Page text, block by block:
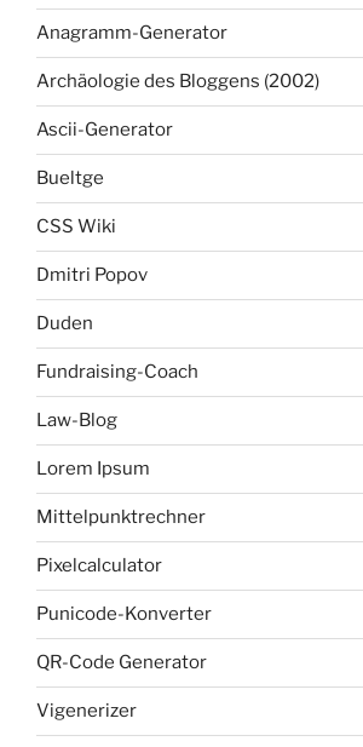
Anagramm-Generator
Archäologie des Bloggens (2002)
Ascii-Generator
Bueltge
CSS Wiki
Dmitri Popov
Duden
Fundraising-Coach
Law-Blog
Lorem Ipsum
Mittelpunktrechner
Pixelcalculator
Punicode-Konverter
QR-Code Generator
Vigenerizer